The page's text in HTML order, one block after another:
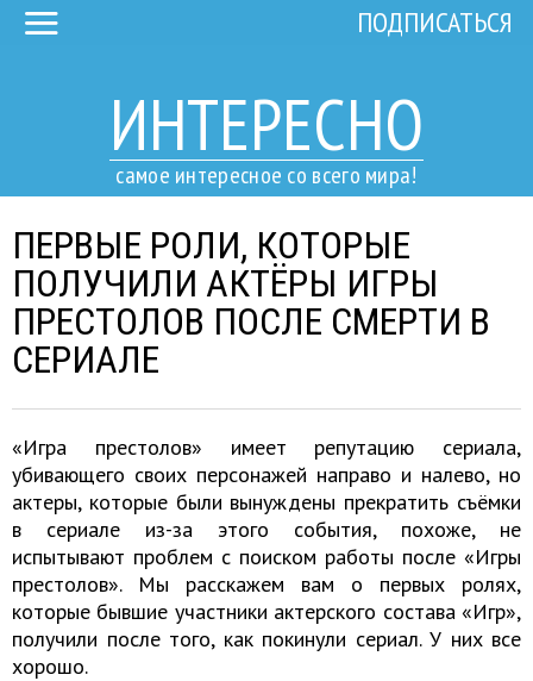
ИНТЕРЕСНО
самое интересное со всего мира!
ПОДПИСАТЬСЯ
ПЕРВЫЕ РОЛИ, КОТОРЫЕ
ПОЛУЧИЛИ АКТЁРЫ ИГРЫ
ПРЕСТОЛОВ ПОСЛЕ СМЕРТИ В
СЕРИАЛЕ
«Игра престолов» имеет репутацию сериала,
убивающего своих персонажей направо и налево, но
актеры, которые были вынуждены прекратить съёмки
в сериале из-за этого события, похоже, не
испытывают проблем с поиском работы после «Игры
престолов». Мы расскажем вам о первых ролях,
которые бывшие участники актерского состава «Игр»,
получили после того, как покинули сериал. У них все
хорошо.